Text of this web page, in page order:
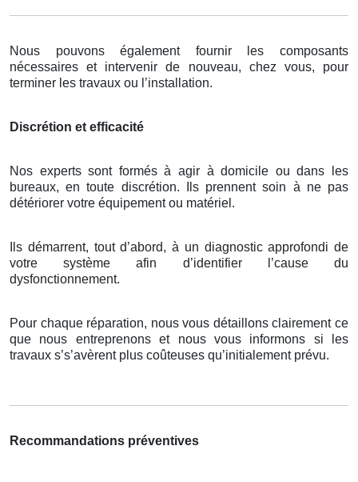
Nous pouvons également fournir les composants
nécessaires et intervenir de nouveau, chez vous, pour
terminer les travaux ou l’installation.
Discrétion et efficacité
Nos experts sont formés à agir à domicile ou dans les
bureaux, en toute discrétion. Ils prennent soin à ne pas
détériorer votre équipement ou matériel.
Ils démarrent, tout d’abord, à un diagnostic approfondi de
votre système afin d’identifier l’cause du
dysfonctionnement.
Pour chaque réparation, nous vous détaillons clairement ce
que nous entreprenons et nous vous informons si les
travaux s’s’avèrent plus coûteuses qu’initialement prévu.
Recommandations préventives